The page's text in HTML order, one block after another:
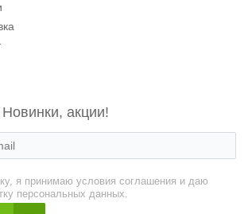
акции!
я принимаю условия соглашения и даю
персональных данных.